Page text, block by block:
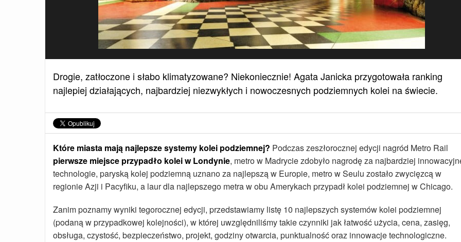
Drogie, zatłoczone i słabo klimatyzowane? Niekoniecznie! Agata Janicka przygotowała ranking
najlepiej działających, najbardziej niezwykłych i nowoczesnych podziemnych kolei na świecie.
Które miasta mają najlepsze systemy kolei podziemnej? Podczas zeszłorocznej edycji nagród Metro Rail
pierwsze miejsce przypadło kolei w Londynie, metro w Madrycie zdobyło nagrodę za najbardziej
technologie, paryską kolej podziemną uznano za najlepszą w Europie, metro w Seulu zostało zwycięzcą w
regionie Azji i Pacyfiku, a laur dla najlepszego metra w obu Amerykach przypadł kolei podziemnej w Chicago.
Zanim poznamy wyniki tegorocznej edycji, przedstawiamy listę 10 najlepszych systemów kolei podziemnej
(podaną w przypadkowej kolejności), w której uwzględniliśmy takie czynniki jak łatwość użycia, cena, zasięg,
obsługa, czystość, bezpieczeństwo, projekt, godziny otwarcia, punktualność oraz innowacje technologiczne.